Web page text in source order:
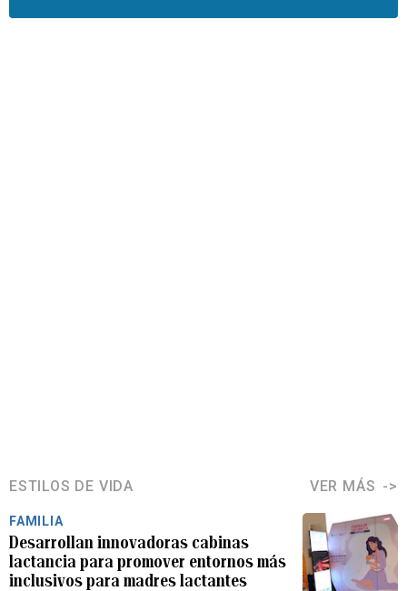
ESTILOS DE VIDA VER MÁS
FAMILIA
Desarrollan innovadoras cabinas
lactancia para promover entornos más
inclusivos para madres lactantes